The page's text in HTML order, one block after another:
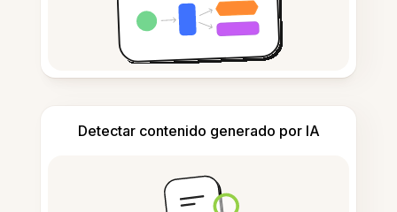
Detectar contenido generado por IA